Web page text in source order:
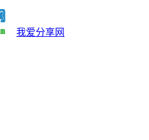
我爱分享网